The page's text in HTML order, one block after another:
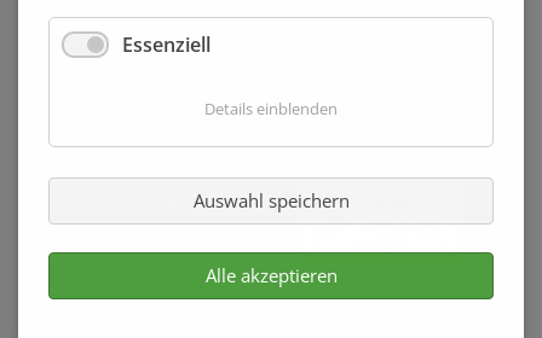
Telefon:+43 2782 858 19
Mobil:+43 664 734 98 804
Zahlung und Versand
Mein Einkauf
Essenziell
Details einblenden
Auswahl speichern
Alle akzeptieren